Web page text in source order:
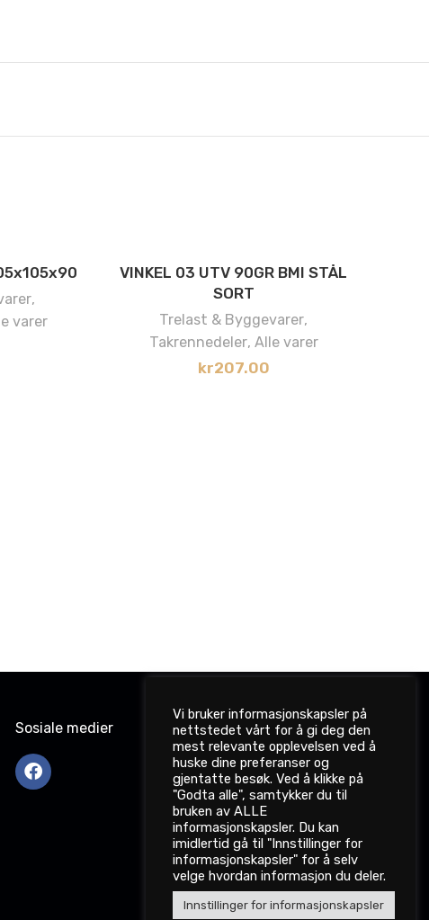
,
varer
VINKEL 03 UTV 90GR BMI STÅL
SORT
Trelast & Byggevarer,
Takrennedeler, Alle varer
kr207.00
Sosiale medier
Vi bruker informasjonskapsler på
nettstedet vårt for å gi deg den
mest relevante opplevelsen ved å
huske dine preferanser og
gjentatte besøk. Ved å klikke på
"Godta alle", samtykker du til
bruken av ALLE
informasjonskapsler. Du kan
imidlertid gå til "Innstillinger for
informasjonskapsler" for å selv
velge hvordan informasjon du deler.
Innstillinger for informasjonskapsler